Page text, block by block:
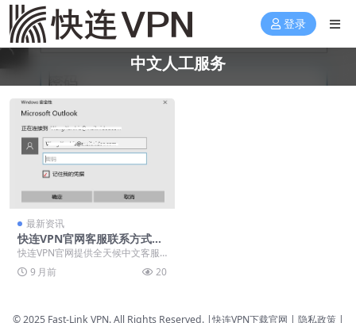
登录
中文人工服务
最新资讯
快连VPN官网客服联系方式：
24小时中文人工支持通道
快连VPN官网提供全天候中文客服
支持与专业下载指导，致力于为用
户打造安全稳定的网...
9 月前 20
© 2025 Fast-Link VPN. All Rights Reserved. |快连VPN下载官网 | 隐私政策 |